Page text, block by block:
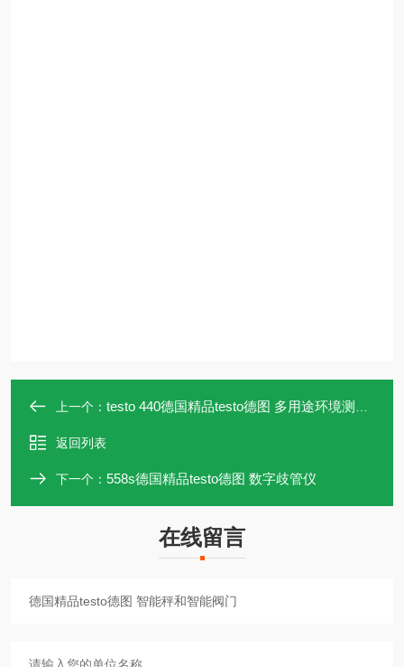
上一个： testo 440德国精品testo德图 多用途环境测量仪器
返回列表
下一个： 558s德国精品testo德图 数字歧管仪
在线留言